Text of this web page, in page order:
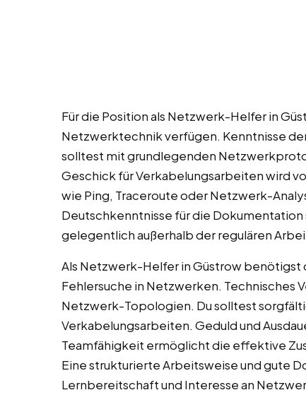
Für die Position als Netzwerk-Helfer in
Netzwerktechnik verfügen. Kenntnisse
solltest mit grundlegenden
Geschick für Verkabelungsarbeiten wird
wie Ping, Traceroute oder Netzwerk-
Deutschkenntnisse für die
gelegentlich außerhalb der regulären
Als Netzwerk-Helfer in Güstrow benötigst
Fehlersuche in Netzwerken. Technisches
Netzwerk-Topologien. Du solltest
Verkabelungsarbeiten. Geduld und
Teamfähigkeit ermöglicht die effektive
Eine strukturierte Arbeitsweise und gute
Lernbereitschaft und Interesse an